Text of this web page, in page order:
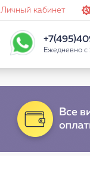
Личный кабинет
Ежедневно с